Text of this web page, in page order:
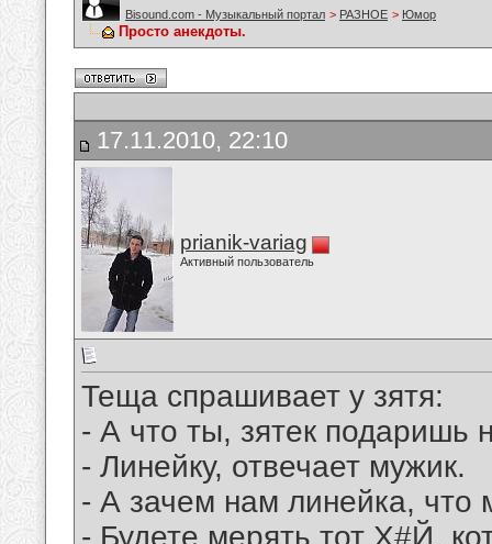
Bisound.com - Музыкальный портал > РАЗНОЕ > Юмор
Просто анекдоты.
17.11.2010, 22:10
prianik-variag
Активный пользователь
Теща спрашивает у зятя:
- А что ты, зятек подаришь
- Линейку, отвечает мужик.
- А зачем нам линейка, что